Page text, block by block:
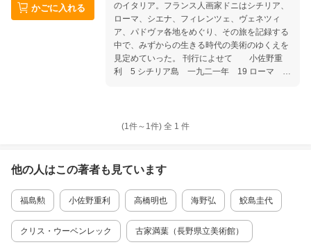
かごに入れる
のイタリア。フランス人画家ドニはシチリア、
ローマ、シエナ、フィレンツェ、ヴェネツィ
ア、パドヴァ各地をめぐり、その旅を記録する
中で、みずからの生きる時代の美術のゆくえを
見定めていった。 刊行によせて 小佐野重
利 5 シチリア島 一九二一年 19 ローマ 一
フィレンツェ 一九三一年 147 芸術の中に生
餐》をめぐる論争 215 訳者あとがき 福島
勲 255 人名索引 I 事項索引 V 図版一覧 VI
II
(1件～ 1件) 全 1 件
他の人はこの著者も見ています
福島勲 小佐野重利 高橋明也 海野弘 鮫島圭代
クリス・ウーベンレック 古家満葉（長野県立美術館）